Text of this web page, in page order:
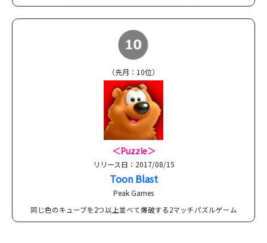
（先月：10位）
＜Puzzle＞
リリース日：2017/08/15
Toon Blast
Peak Games
同じ色のキューブを2つ以上並べて爆破する2マッチパズルゲーム